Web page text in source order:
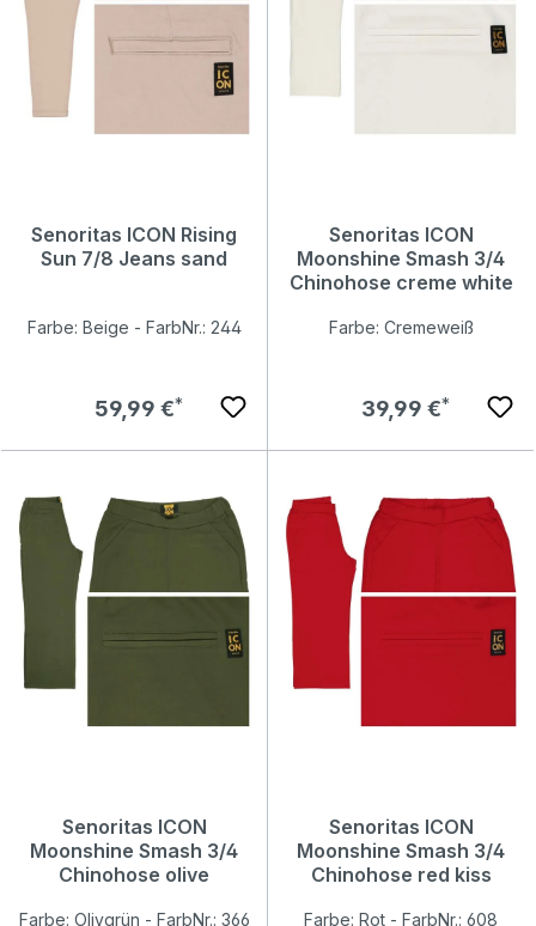
Senoritas ICON Rising
Sun 7/8 Jeans sand
Farbe: Beige - FarbNr.: 244
Regulärer Preis:
59,99 €
Senoritas ICON
Moonshine Smash 3/4
Chinohose creme white
Farbe: Cremeweiß
Regulärer Preis:
39,99 €
Senoritas ICON
Moonshine Smash 3/4
Chinohose olive
Farbe: Olivgrün - FarbNr.: 366
Senoritas ICON
Moonshine Smash 3/4
Chinohose red kiss
Farbe: Rot - FarbNr.: 608